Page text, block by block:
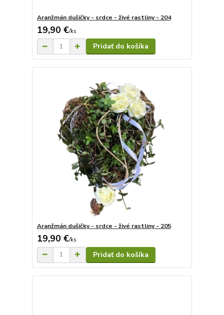
Aranžmán dušičky - srdce - živé rastliny - 204
19,90 €/ks
Pridať do košíka
Aranžmán dušičky - srdce - živé rastliny - 205
19,90 €/ks
Pridať do košíka